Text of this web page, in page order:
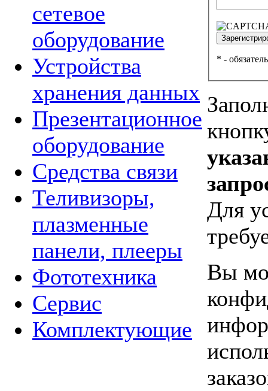
сетевое
оборудование
Устройства
хранения данных
Презентационное
оборудование
Средства связи
Теливизоры,
плазменные
панели, плееры
Фототехника
Сервис
Комплектующие
* -
Для
Вы